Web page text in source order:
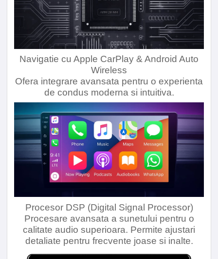
Navigatie cu Apple CarPlay & Android Auto
Wireless
Ofera integrare avansata pentru o experienta
de condus moderna si intuitiva.
Procesor DSP (Digital Signal Processor)
Procesare avansata a sunetului pentru o
calitate audio superioara. Permite ajustari
detaliate pentru frecvente joase si inalte.